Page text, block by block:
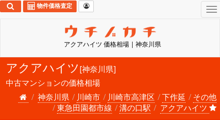
アクアハイツ 価格相場 | 神奈川県
物件価格査定
アクアハイツ[神奈川県]
中古マンションの価格相場
神奈川県
川崎市 川崎市高津区 下作延
その他
東急田園都市線
溝の口駅 アクアハイツ